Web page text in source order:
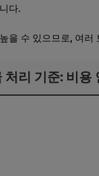
다.
을 수 있으므로, 여
리 기준: 비용